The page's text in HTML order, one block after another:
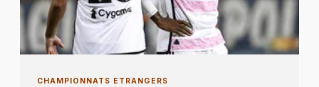
CHAMPIONNATS ETRANGERS